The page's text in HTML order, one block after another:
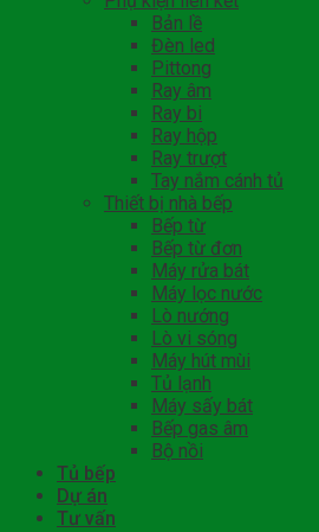
Bản lề
Đèn led
Pittong
Ray âm
Ray bi
Ray hộp
Ray trượt
Tay nắm cánh tủ
Thiết bị nhà bếp
Bếp từ
Bếp từ đơn
Máy rửa bát
Máy lọc nước
Lò nướng
Lò vi sóng
Máy hút mùi
Tủ lạnh
Máy sấy bát
Bếp gas âm
Bộ nồi
Tủ bếp
Dự án
Tư vấn